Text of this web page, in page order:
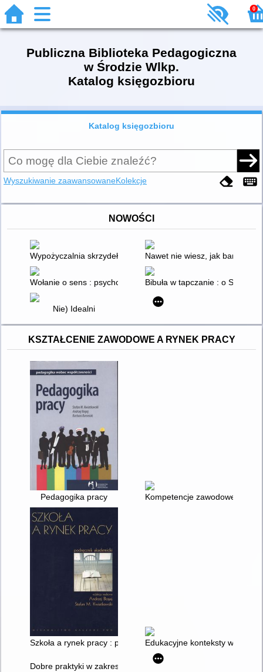
0
Publiczna Biblioteka Pedagogiczna
w Środzie Wlkp.
Katalog księgozbioru
Katalog księgozbioru
Wyszukiwanie zaawansowaneKolekcje
NOWOŚCI
Wypożyczalnia skrzydeł : opowieść o magii czytania
Nawet nie wiesz, jak bardzo
Wołanie o sens : psychoterapia i humanizm
Bibuła w tapczanie : o
Nie) Idealni
KSZTAŁCENIE ZAWODOWE A RYNEK PRACY
Pedagogika pracy Kompetencje zawodowe
Szkoła a rynek pracy : podręcznik akademicki
Edukacyjne konteksty
Dobre praktyki w zakresie rozwiązań systemowych w